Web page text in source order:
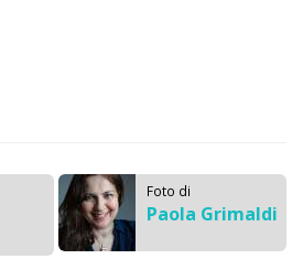
Foto di
Paola Grimaldi